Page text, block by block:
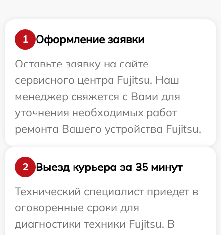
1
Оформление заявки
Оставьте заявку на сайте
сервисного центра Fujitsu. Наш
менеджер свяжется с Вами для
уточнения необходимых работ
ремонта Вашего устройства Fujitsu.
2
Выезд курьера за 35 минут
Технический специалист приедет в
оговоренные сроки для
диагностики техники Fujitsu. В